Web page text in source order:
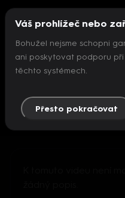
Nepodařilo se
Váš prohlížeč nebo
Bohužel nejsme schopni
ani poskytovat podporu při
těchto systémech.
Přesto pokračovat